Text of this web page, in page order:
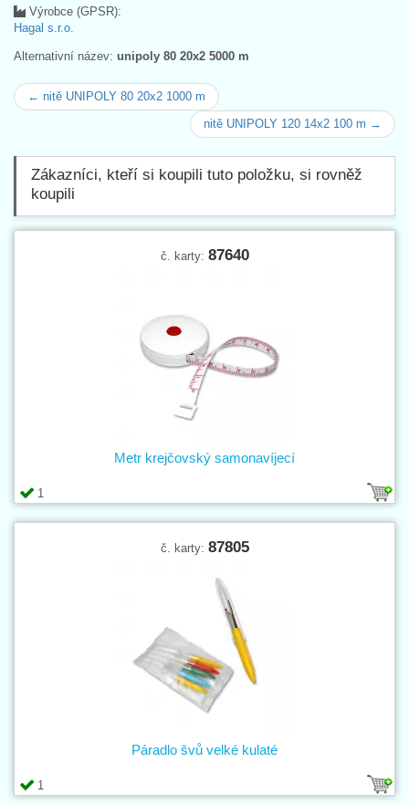
Výrobce (GPSR):
Hagal s.r.o.
Alternativní název: unipoly 80 20x2 5000 m
← nitě UNIPOLY 80 20x2 1000 m
nitě UNIPOLY 120 14x2 100 m →
Zákazníci, kteří si koupili tuto položku, si rovněž
koupili
č. karty: 87640
1
Metr krejčovský samonavíjecí
č. karty: 87805
1
Páradlo švů velké kulaté